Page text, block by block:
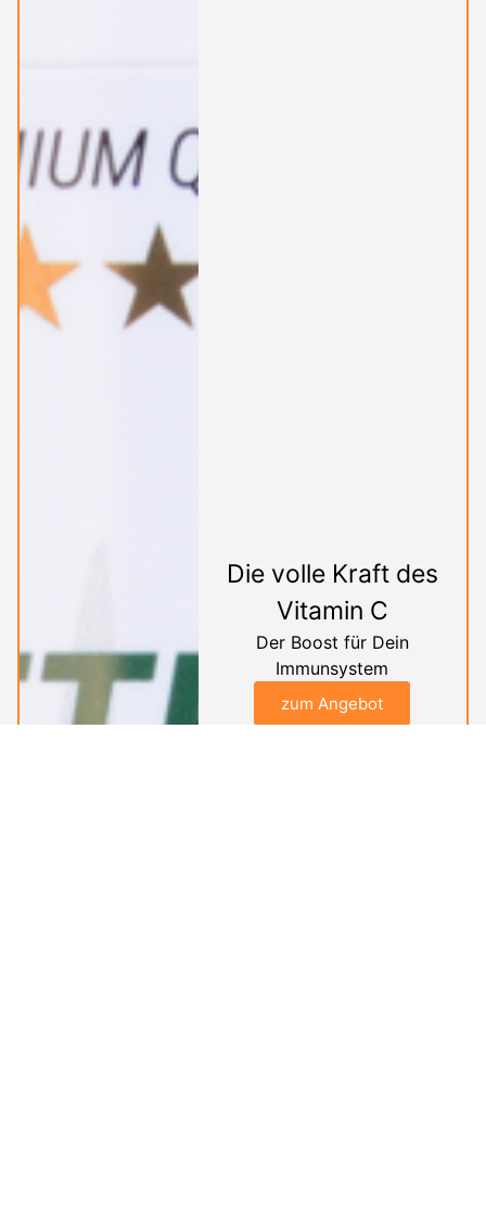
Die volle Kraft des
Vitamin C
Der Boost für Dein
Immunsystem
zum Angebot